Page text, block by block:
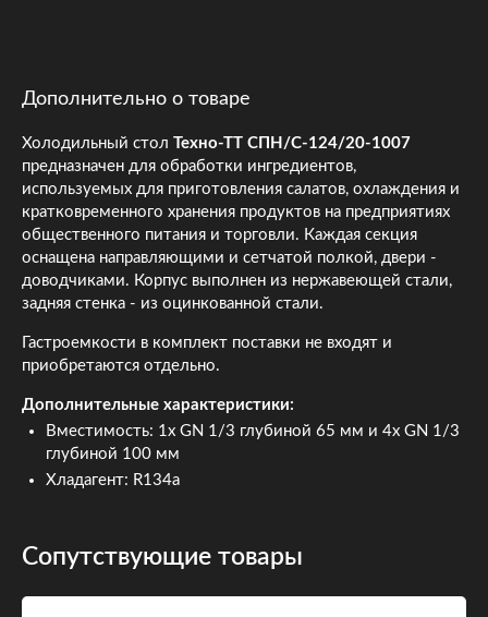
Дополнительно о товаре
Холодильный стол Техно-ТТ СПН/С-124/20-1007
предназначен для обработки ингредиентов,
используемых для приготовления салатов, охлаждения и
кратковременного хранения продуктов на предприятиях
общественного питания и торговли. Каждая секция
оснащена направляющими и сетчатой полкой, двери -
доводчиками. Корпус выполнен из нержавеющей стали,
задняя стенка - из оцинкованной стали.
Гастроемкости в комплект поставки не входят и
приобретаются отдельно.
Дополнительные характеристики:
Вместимость: 1x GN 1/3 глубиной 65 мм и 4x GN 1/3
глубиной 100 мм
Хладагент: R134a
Сопутствующие товары